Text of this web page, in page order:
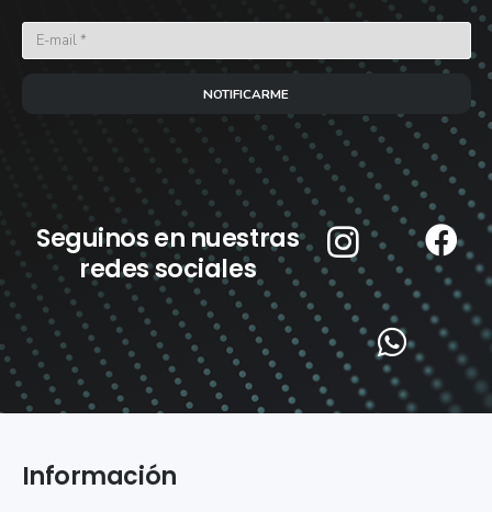
NOTIFICARME
Seguinos en nuestras
redes sociales
Información